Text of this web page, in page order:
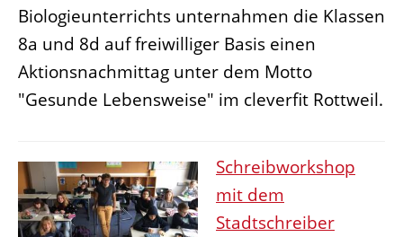
Biologieunterrichts unternahmen die Klassen
8a und 8d auf freiwilliger Basis einen
Aktionsnachmittag unter dem Motto
"Gesunde Lebensweise" im cleverfit Rottweil.
Schreibworkshop
mit dem
Stadtschreiber